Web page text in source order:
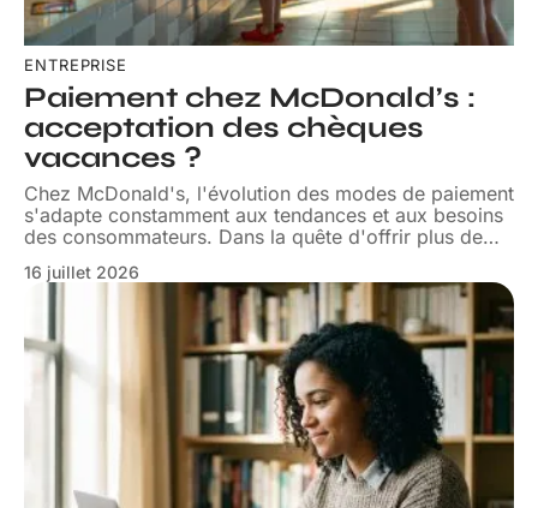
ENTREPRISE
Paiement chez McDonald’s :
acceptation des chèques
vacances ?
Chez McDonald's, l'évolution des modes de paiement
s'adapte constamment aux tendances et aux besoins
des consommateurs. Dans la quête d'offrir plus de…
16 juillet 2026